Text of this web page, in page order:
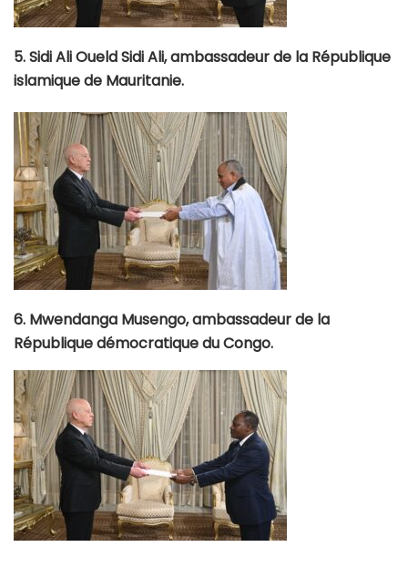
5. Sidi Ali Oueld Sidi Ali, ambassadeur de la République
islamique de Mauritanie.
6. Mwendanga Musengo, ambassadeur de la
République démocratique du Congo.